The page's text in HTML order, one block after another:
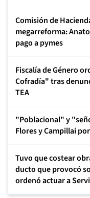
Comisión de
megarreforma:
pago a pymes
Fiscalía de Género
Cofradía" tras
TEA
"Poblacional" y
Flores y Campillai
Tuvo que costear
ducto que provocó
ordenó actuar a